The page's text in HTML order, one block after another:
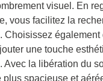
visuel. En
vous facilitez la
Choisissez également
une touche
Avec la libération du
spacieuse et